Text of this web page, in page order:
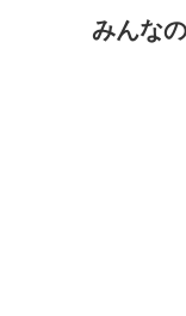
みんな